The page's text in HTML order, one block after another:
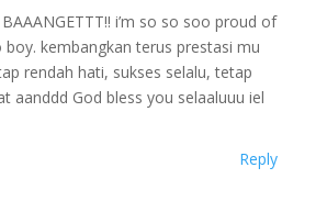
BAAANGETTT!! i’m so so soo proud of
boy. kembangkan terus prestasi mu
rendah hati, sukses selalu, tetap
aanddd God bless you selaaluuu iel
Reply